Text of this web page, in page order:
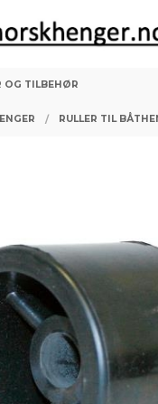
OG TILBEHØR
RULLER TIL